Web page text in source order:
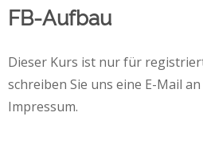
FB-Aufbau
Dieser Kurs ist nur für
schreiben Sie uns eine E-Mail
Impressum.